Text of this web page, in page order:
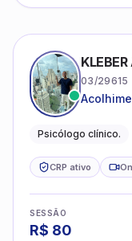
03/29615
Psicólogo clínico.
CRP ativo
SESSÃO
R$ 80